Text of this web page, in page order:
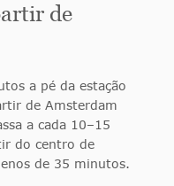
de
a pé da estação
de Amsterdam
a cada 10–15
do centro de
de 35 minutos.